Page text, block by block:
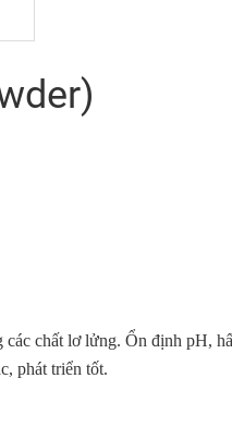
chất lơ lửng. Ổn định pH,
phát triển tốt.